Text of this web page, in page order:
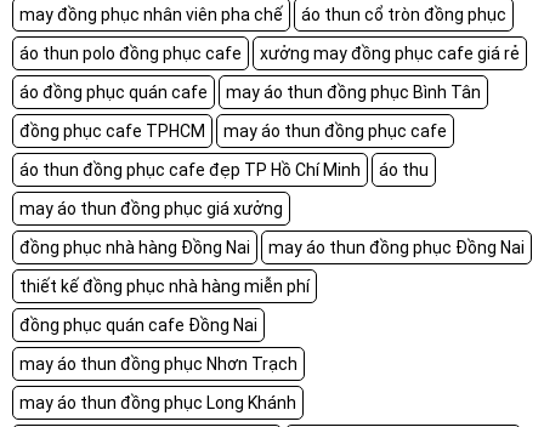
may đồng phục nhân viên pha chế
áo thun cổ tròn đồng phục
áo thun polo đồng phục cafe
xưởng may đồng phục cafe giá rẻ
áo đồng phục quán cafe
may áo thun đồng phục Bình Tân
đồng phục cafe TPHCM
may áo thun đồng phục cafe
áo thun đồng phục cafe đẹp TP Hồ Chí Minh
áo thu
may áo thun đồng phục giá xưởng
đồng phục nhà hàng Đồng Nai
may áo thun đồng phục Đồng Nai
thiết kế đồng phục nhà hàng miễn phí
đồng phục quán cafe Đồng Nai
may áo thun đồng phục Nhơn Trạch
may áo thun đồng phục Long Khánh